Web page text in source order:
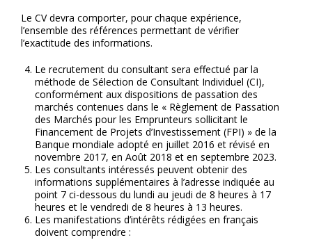
Le CV devra comporter, pour chaque expérience,
l’ensemble des références permettant de vérifier
l’exactitude des informations.
Le recrutement du consultant sera effectué par la
méthode de Sélection de Consultant Individuel (CI),
conformément aux dispositions de passation des
marchés contenues dans le « Règlement de Passation
des Marchés pour les Emprunteurs sollicitant le
Financement de Projets d’Investissement (FPI) » de la
Banque mondiale adopté en juillet 2016 et révisé en
novembre 2017, en Août 2018 et en septembre 2023.
Les consultants intéressés peuvent obtenir des
informations supplémentaires à l’adresse indiquée au
point 7 ci-dessous du lundi au jeudi de 8 heures à 17
heures et le vendredi de 8 heures à 13 heures.
Les manifestations d’intérêts rédigées en français
doivent comprendre :